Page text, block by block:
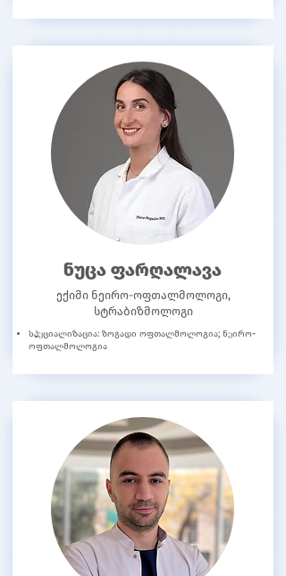
ნუცა ფარღალავა
ექიმი ნეირო-ოფთალმოლოგი,
სტრაბიზმოლოგი
სპეციალიზაცია: ზოგადი ოფთალმოლოგია; ნეირო-
ოფთალმოლოგია